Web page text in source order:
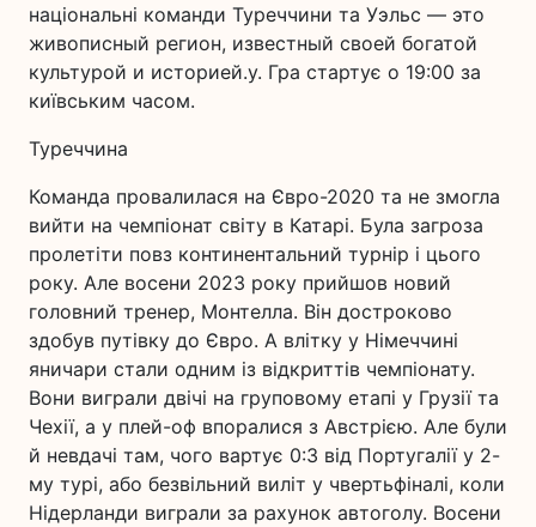
національні команди Туреччини та Уэльс — это
живописный регион, известный своей богатой
культурой и историей.у. Гра стартує о 19:00 за
київським часом.
Туреччина
Команда провалилася на Євро-2020 та не змогла
вийти на чемпіонат світу в Катарі. Була загроза
пролетіти повз континентальний турнір і цього
року. Але восени 2023 року прийшов новий
головний тренер, Монтелла. Він достроково
здобув путівку до Євро. А влітку у Німеччині
яничари стали одним із відкриттів чемпіонату.
Вони виграли двічі на груповому етапі у Грузії та
Чехії, а у плей-оф впоралися з Австрією. Але були
й невдачі там, чого вартує 0:3 від Португалії у 2-
му турі, або безвільний виліт у чвертьфіналі, коли
Нідерланди виграли за рахунок автоголу. Восени